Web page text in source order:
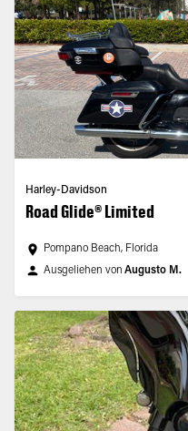
Harley-Davidson
Road Glide® Limited
Pompano Beach, Florida
Ausgeliehen von Augusto M.